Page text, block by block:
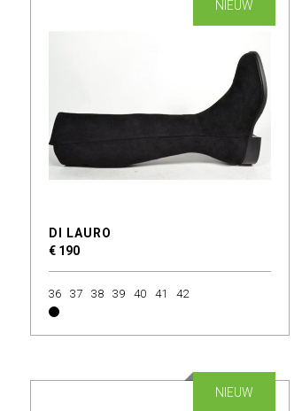
DI LAURO
€ 190
NIEUW
36 37 38 39 40 41 42
NIEUW